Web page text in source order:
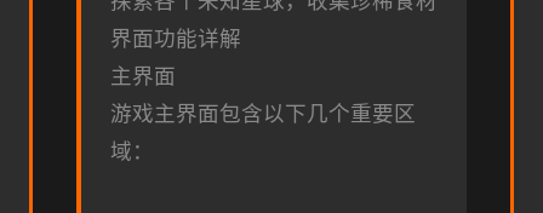
界面功能详解
主界面
游戏主界面包含以下几个重要区
域：